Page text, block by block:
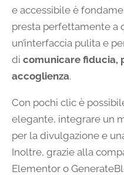
e accessibile è
presta perfettamente a
un’interfaccia pulita e
di comunicare fiducia,
accoglienza.
Con pochi clic è
elegante, integrare un
per la divulgazione e
Inoltre, grazie alla
Elementor o